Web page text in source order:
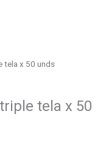
tela x 50 unds
tela x 50